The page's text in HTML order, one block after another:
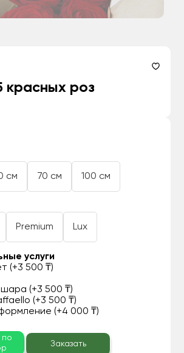
красных роз
см 70 см 100 см
Premium Lux
услуги
(+3 500 ₸)
шара (+3 500 ₸)
(+3 500 ₸)
(+4 000 ₸)
по
Заказать